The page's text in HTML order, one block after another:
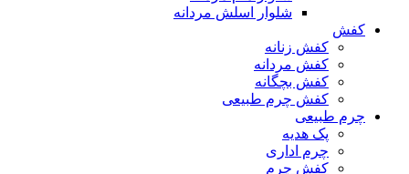
شلوار اسلش مردانه
کفش
کفش زنانه
کفش مردانه
کفش بچگانه
کفش چرم طبیعی
چرم طبیعی
پک هدیه
چرم اداری
کفش چرم